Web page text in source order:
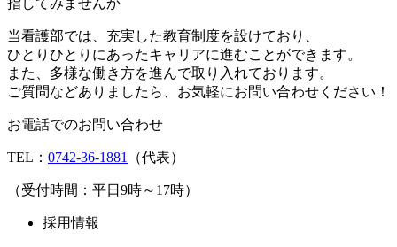
当看護部では、充実した教育制度を設けており、
ひとりひとりにあったキャリアに進むことができます。
また、多様な働き方を進んで取り入れております。
ご質問などありましたら、お気軽にお問い合わせください！
お電話でのお問い合わせ
TEL： 0742-36-1881 （代表）
（受付時間：平日9時～17時）
採用情報